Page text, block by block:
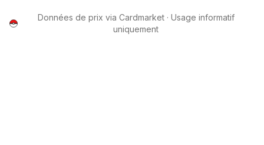
Données de prix via Cardmarket · Usage informatif
uniquement